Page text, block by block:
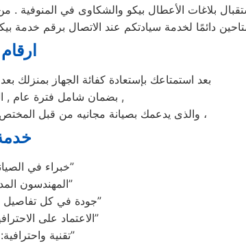
بعد استمتاعك بإستعادة كفائة الجهاز
بضمان شامل فترة عام , الضمان الذى يدعمك بالثقة فى جودة خدمة المختص ,
والذى يدعمك بصيانة مجانيه من قبل المختص خلال فترة الضمان مع زيارة بعد فترة للتأكد من سلامه وكفائة الجهاز ،
“خبراء فيتضمن أفضل أداء”
“المهندسون المدربون: صيانة بيكو بيد خبراء في الميدان”
“جودة في كل تفاصيل الصيانة: مهندسو بيكو يوفرون الأمان والكفاءة”
“الاعتماد على الاحترافية: مهندسو صيانة بيكو يحققون الثقة والراحة”
“تقنية واحترافية: خبراء الصيانة من بيكو يوفرون الأفضل”